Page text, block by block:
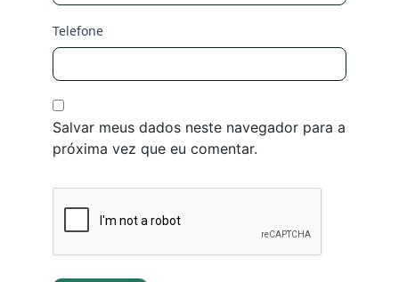
Telefone
Salvar meus dados neste navegador para a
próxima vez que eu comentar.